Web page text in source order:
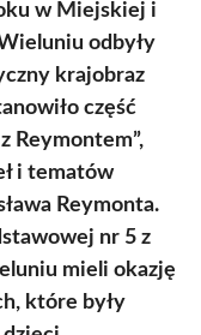
w Miejskiej i
odbyły
krajobraz
część
Reymontem”,
i tematów
Reymonta.
nr 5 z
mieli okazję
które były